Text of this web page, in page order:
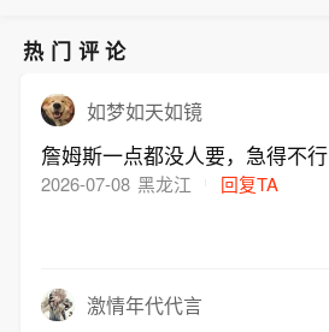
热门评论
如梦如天如镜
詹姆斯一点都没人要，急得不行
2026-07-08 黑龙江 回复TA
激情年代代言